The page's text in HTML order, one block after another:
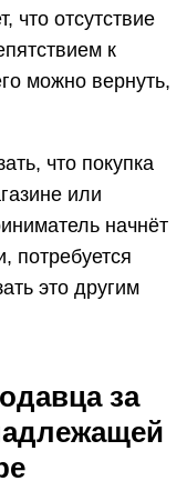
что отсутствие
к
можно вернуть,
что покупка
или
начнёт
потребуется
это другим
за